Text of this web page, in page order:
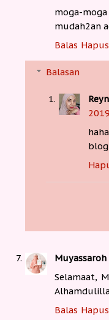
moga-
mudah2an
Balas Hapus
Balasan
2019
Muyassaroh
Selamaat,
Balas Hapus